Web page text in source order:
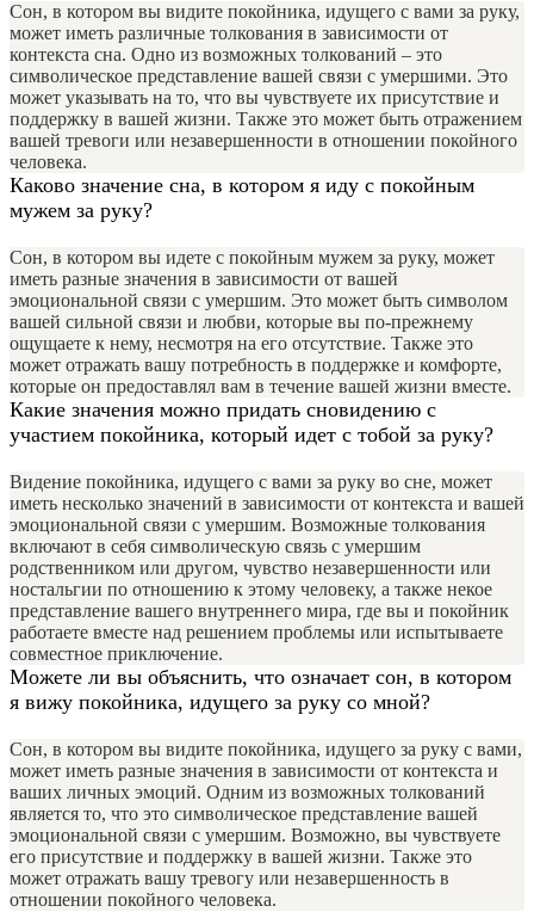
Сон, в котором вы видите покойника, идущего с вами за руку,
может иметь различные толкования в зависимости от
контекста сна. Одно из возможных толкований – это
символическое представление вашей связи с умершими. Это
может указывать на то, что вы чувствуете их присутствие и
поддержку в вашей жизни. Также это может быть отражением
вашей тревоги или незавершенности в отношении покойного
человека.
Каково значение сна, в котором я иду с покойным
мужем за руку?
Сон, в котором вы идете с покойным мужем за руку, может
иметь разные значения в зависимости от вашей
эмоциональной связи с умершим. Это может быть символом
вашей сильной связи и любви, которые вы по-прежнему
ощущаете к нему, несмотря на его отсутствие. Также это
может отражать вашу потребность в поддержке и комфорте,
которые он предоставлял вам в течение вашей жизни вместе.
Какие значения можно придать сновидению с
участием покойника, который идет с тобой за руку?
Видение покойника, идущего с вами за руку во сне, может
иметь несколько значений в зависимости от контекста и вашей
эмоциональной связи с умершим. Возможные толкования
включают в себя символическую связь с умершим
родственником или другом, чувство незавершенности или
ностальгии по отношению к этому человеку, а также некое
представление вашего внутреннего мира, где вы и покойник
работаете вместе над решением проблемы или испытываете
совместное приключение.
Можете ли вы объяснить, что означает сон, в котором
я вижу покойника, идущего за руку со мной?
Сон, в котором вы видите покойника, идущего за руку с вами,
может иметь разные значения в зависимости от контекста и
ваших личных эмоций. Одним из возможных толкований
является то, что это символическое представление вашей
эмоциональной связи с умершим. Возможно, вы чувствуете
его присутствие и поддержку в вашей жизни. Также это
может отражать вашу тревогу или незавершенность в
отношении покойного человека.